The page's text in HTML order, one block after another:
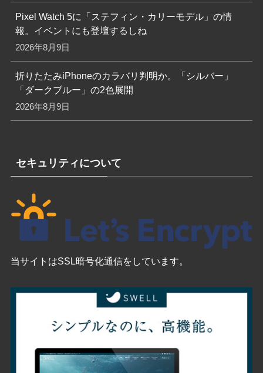
Pixel Watch 5に「ステフィン・カリーモデル」の情
報。イベントにも登壇するしね
2026年8月9日
折りたたみiPhoneのカラバリ判明か。「シルバー」
「ダークブルー」の2色展開
2026年8月9日
セキュリティについて
当サイトはSSL暗号化通信をしています。